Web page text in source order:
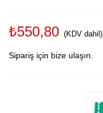
₺550,80 (KDV dahil)
Sipariş için bize ulaşın.